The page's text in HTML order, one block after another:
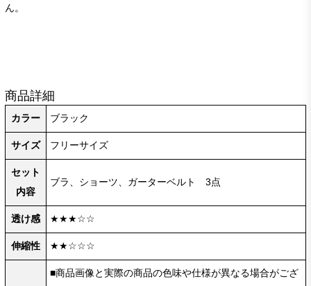
ん。
商品詳細
カラー ブラック
サイズ フリーサイズ
セット
内容
ブラ、ショーツ、ガーターベルト 3点
透け感 ★★★☆☆
伸縮性 ★★☆☆☆
■商品画像と実際の商品の色味や仕様が異なる場合がござ